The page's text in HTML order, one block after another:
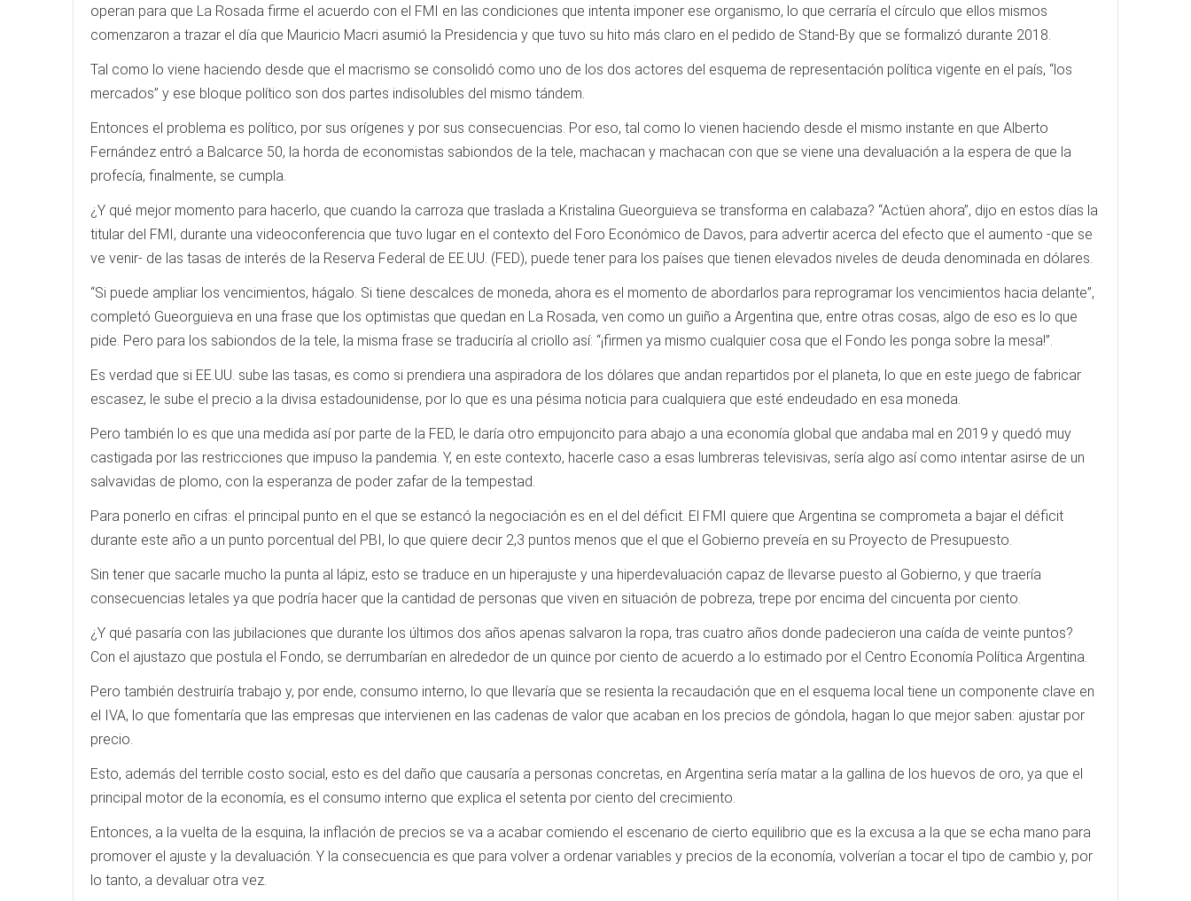
operan para que La Rosada firme el acuerdo con el FMI en las condiciones que intenta imponer ese organismo, lo que cerraría el círculo que ellos mismos
comenzaron a trazar el día que Mauricio Macri asumió la Presidencia y que tuvo su hito más claro en el pedido de Stand-By que se formalizó durante 2018.
Tal como lo viene haciendo desde que el macrismo se consolidó como uno de los dos actores del esquema de representación política vigente en el país, “los
mercados” y ese bloque político son dos partes indisolubles del mismo tándem.
Entonces el problema es político, por sus orígenes y por sus consecuencias. Por eso, tal como lo vienen haciendo desde el mismo instante en que Alberto
Fernández entró a Balcarce 50, la horda de economistas sabiondos de la tele, machacan y machacan con que se viene una devaluación a la espera de que la
profecía, finalmente, se cumpla.
¿Y qué mejor momento para hacerlo, que cuando la carroza que traslada a Kristalina Gueorguieva se transforma en calabaza? “Actúen ahora”, dijo en estos días la
titular del FMI, durante una videoconferencia que tuvo lugar en el contexto del Foro Económico de Davos, para advertir acerca del efecto que el aumento -que se
ve venir- de las tasas de interés de la Reserva Federal de EE.UU. (FED), puede tener para los países que tienen elevados niveles de deuda denominada en dólares.
“Si puede ampliar los vencimientos, hágalo. Si tiene descalces de moneda, ahora es el momento de abordarlos para reprogramar los vencimientos hacia delante”,
completó Gueorguieva en una frase que los optimistas que quedan en La Rosada, ven como un guiño a Argentina que, entre otras cosas, algo de eso es lo que
pide. Pero para los sabiondos de la tele, la misma frase se traduciría al criollo así: “¡firmen ya mismo cualquier cosa que el Fondo les ponga sobre la mesa!”.
Es verdad que si EE.UU. sube las tasas, es como si prendiera una aspiradora de los dólares que andan repartidos por el planeta, lo que en este juego de fabricar
escasez, le sube el precio a la divisa estadounidense, por lo que es una pésima noticia para cualquiera que esté endeudado en esa moneda.
Pero también lo es que una medida así por parte de la FED, le daría otro empujoncito para abajo a una economía global que andaba mal en 2019 y quedó muy
castigada por las restricciones que impuso la pandemia. Y, en este contexto, hacerle caso a esas lumbreras televisivas, sería algo así como intentar asirse de un
salvavidas de plomo, con la esperanza de poder zafar de la tempestad.
Para ponerlo en cifras: el principal punto en el que se estancó la negociación es en el del déficit. El FMI quiere que Argentina se comprometa a bajar el déficit
durante este año a un punto porcentual del PBI, lo que quiere decir 2,3 puntos menos que el que el Gobierno preveía en su Proyecto de Presupuesto.
Sin tener que sacarle mucho la punta al lápiz, esto se traduce en un hiperajuste y una hiperdevaluación capaz de llevarse puesto al Gobierno, y que traería
consecuencias letales ya que podría hacer que la cantidad de personas que viven en situación de pobreza, trepe por encima del cincuenta por ciento.
¿Y qué pasaría con las jubilaciones que durante los últimos dos años apenas salvaron la ropa, tras cuatro años donde padecieron una caída de veinte puntos?
Con el ajustazo que postula el Fondo, se derrumbarían en alrededor de un quince por ciento de acuerdo a lo estimado por el Centro Economía Política Argentina.
Pero también destruiría trabajo y, por ende, consumo interno, lo que llevaría que se resienta la recaudación que en el esquema local tiene un componente clave en
el IVA, lo que fomentaría que las empresas que intervienen en las cadenas de valor que acaban en los precios de góndola, hagan lo que mejor saben: ajustar por
precio.
Esto, además del terrible costo social, esto es del daño que causaría a personas concretas, en Argentina sería matar a la gallina de los huevos de oro, ya que el
principal motor de la economía, es el consumo interno que explica el setenta por ciento del crecimiento.
Entonces, a la vuelta de la esquina, la inflación de precios se va a acabar comiendo el escenario de cierto equilibrio que es la excusa a la que se echa mano para
promover el ajuste y la devaluación. Y la consecuencia es que para volver a ordenar variables y precios de la economía, volverían a tocar el tipo de cambio y, por
lo tanto, a devaluar otra vez.